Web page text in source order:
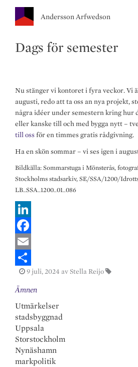
Andersson Arfwedson
Dags för semester
Nu stänger vi kontoret i fyra veckor. Vi
augusti, redo att ta oss an nya projekt,
några idéer under semestern kring hur
eller kanske till och med bygga nytt –
till oss för en timmes gratis rådgivning.
Ha en skön sommar – vi ses igen i
Bildkälla: Sommarstuga i Mönsterås,
Stockholms stadsarkiv, SE/SSA/1200/
LB_SSA_1200_01_086
L
n
e
d
I
n
F
a
e
b
o
o
k
E
m
a
i
l
h
a
r
e
9 juli, 2024 av Stella Reijo
Ämnen
Utmärkelser
stadsbyggnad
Uppsala
Storstockholm
Nynäshamn
markpolitik